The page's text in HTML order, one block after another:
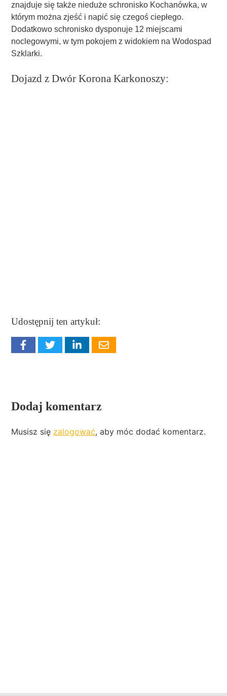
znajduje się także nieduże schronisko Kochanówka, w
którym można zjeść i napić się czegoś ciepłego.
Dodatkowo schronisko dysponuje 12 miejscami
noclegowymi, w tym pokojem z widokiem na Wodospad
Szklarki.
Dojazd z Dwór Korona Karkonoszy:
Udostępnij ten artykuł:
Dodaj komentarz
Musisz się zalogować, aby móc dodać komentarz.